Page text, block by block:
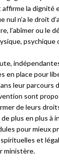
affirme la dignité
nul n’a le droit
l’abîmer ou le
en place pour
leur parcours
sont
de leurs
plus en plus à
pour mieux
et
ministère.